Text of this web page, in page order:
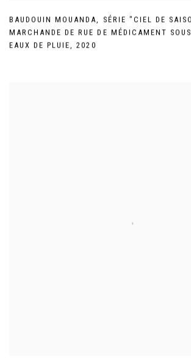
BAUDOUIN MOUANDA , SÉRIE "CIEL DE
MARCHANDE DE RUE DE MÉDICAMENT
EAUX DE PLUIE ,2020